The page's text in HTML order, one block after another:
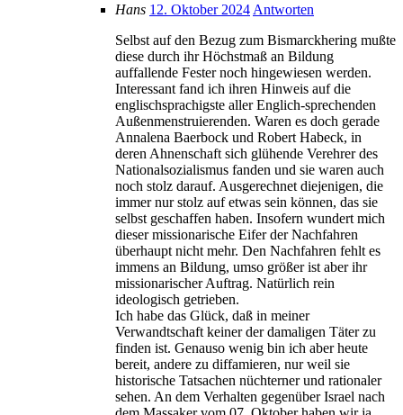
Hans 12. Oktober 2024 Antworten
Selbst auf den Bezug zum Bismarckhering mußte
diese durch ihr Höchstmaß an Bildung
auffallende Fester noch hingewiesen werden.
Interessant fand ich ihren Hinweis auf die
englischsprachigste aller Englich-sprechenden
Außenmenstruierenden. Waren es doch gerade
Annalena Baerbock und Robert Habeck, in
deren Ahnenschaft sich glühende Verehrer des
Nationalsozialismus fanden und sie waren auch
noch stolz darauf. Ausgerechnet diejenigen, die
immer nur stolz auf etwas sein können, das sie
selbst geschaffen haben. Insofern wundert mich
dieser missionarische Eifer der Nachfahren
überhaupt nicht mehr. Den Nachfahren fehlt es
immens an Bildung, umso größer ist aber ihr
missionarischer Auftrag. Natürlich rein
ideologisch getrieben.
Ich habe das Glück, daß in meiner
Verwandtschaft keiner der damaligen Täter zu
finden ist. Genauso wenig bin ich aber heute
bereit, andere zu diffamieren, nur weil sie
historische Tatsachen nüchterner und rationaler
sehen. An dem Verhalten gegenüber Israel nach